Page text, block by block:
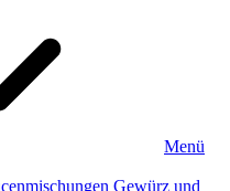
Menü
Gewürz und